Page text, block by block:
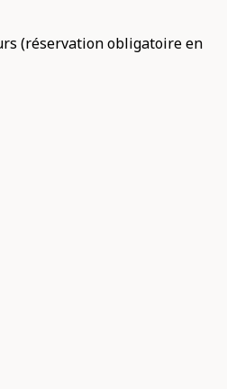
(réservation obligatoire en